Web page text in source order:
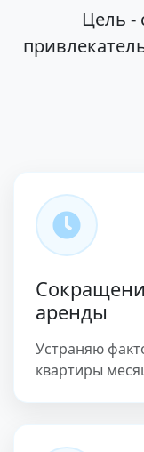
Цель -
аренды
Устраняю
квартиры